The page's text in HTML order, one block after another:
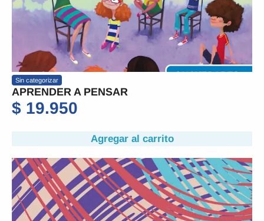
Sin categorizar
APRENDER A PENSAR
$ 19.950
Agregar al carrito